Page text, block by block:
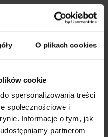
O plikach cookies
cookie
spersonalizowania treści
społecznościowe i
Informacje o tym, jak
partnerom
[cm] 130
[cm] 135
[cm] 35
[cm] 43